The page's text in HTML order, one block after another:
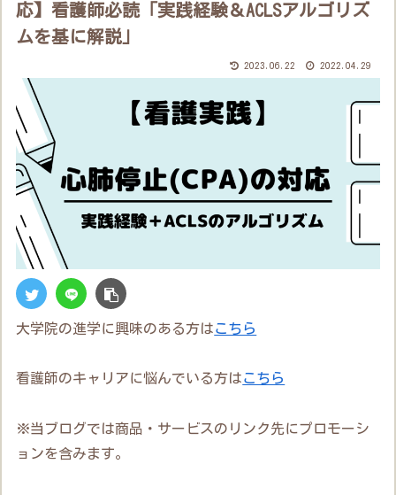
応】看護師必読「実践経験＆ACLSアルゴリズ
ムを基に解説」
2023.06.22 2022.04.29
大学院の進学に興味のある方はこちら
看護師のキャリアに悩んでいる方はこちら
※当ブログでは商品・サービスのリンク先にプロモーシ
ョンを含みます。